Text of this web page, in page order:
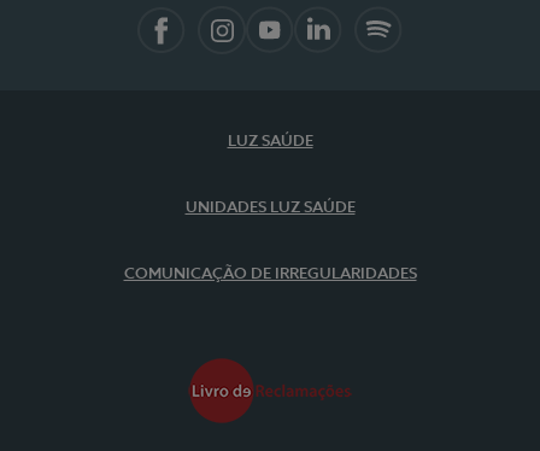
LUZ SAÚDE
UNIDADES LUZ SAÚDE
COMUNICAÇÃO DE IRREGULARIDADES